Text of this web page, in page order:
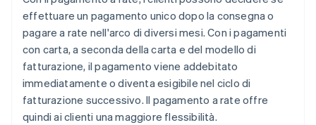
effettuare un pagamento unico dopo la consegna o
pagare a rate nell'arco di diversi mesi. Con i pagamenti
con carta, a seconda della carta e del modello di
fatturazione, il pagamento viene addebitato
immediatamente o diventa esigibile nel ciclo di
fatturazione successivo. Il pagamento a rate offre
quindi ai clienti una maggiore flessibilità.